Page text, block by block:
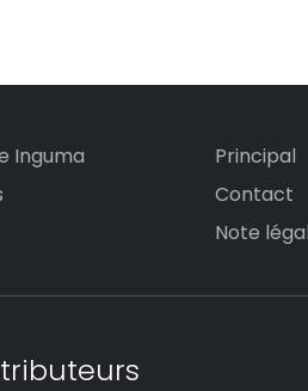
Inguma
Principal
Contact
Note